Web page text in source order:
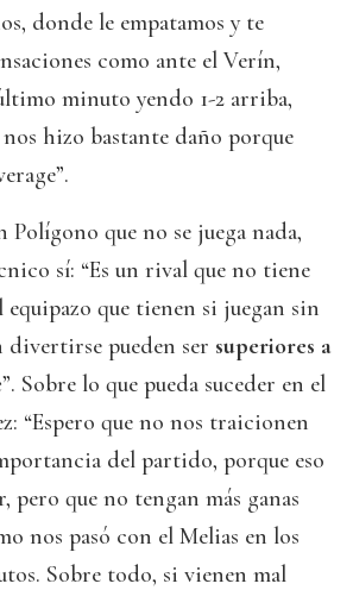
donde le empatamos y te
como ante el Verín,
minuto yendo 1-2 arriba,
hizo bastante daño porque
Polígono que no se juega nada,
sí: “Es un rival que no tiene
que tienen si juegan sin
divertirse pueden ser superiores a
”. Sobre lo que pueda suceder en el
“Espero que no nos traicionen
del partido, porque eso
pero que no tengan más ganas
nos pasó con el Melias en los
Sobre todo, si vienen mal